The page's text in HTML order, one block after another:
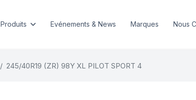
Produits Evénements & News Marques Nous
245/40R19 (ZR) 98Y XL PILOT SPORT 4